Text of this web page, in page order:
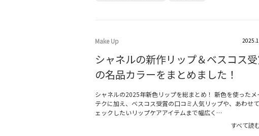
Make Up
シャネルの新作リップ＆ベスコス
の名品カラーをまとめました！
シャネルの2025年新色リップを総まとめ！ 新色を使ったメ
テクに加え、ベスコス受賞の口コミ人気リップや、あわせ
ェックしたいリップケアアイテムまで幅広く…
すべて読